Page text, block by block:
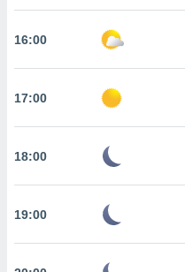
todos os
o
um perfil
e
16:00
17:00
18:00
19:00